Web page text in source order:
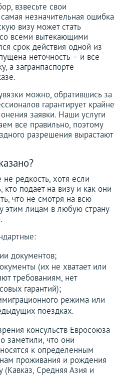
взвесьте свои
незначительная ошибка
визу может стать
всеми вытекающими
срок действия одной из
неточность – и все
а загранпаспорте
можно, обратившись за
гарантирует крайне
заявки. Наши услуги
все правильно, поэтому
разрешения вырастают
редкость, хотя если
кто подает на визу и как они
что не смотря на всю
этим лицам в любую страну
документов;
(их не хватает или
требованиям, нет
гарантий);
режима или
поездках.
консульств Евросоюза
заметили, что они
к определенным
проживания и рождения
Средняя Азия и